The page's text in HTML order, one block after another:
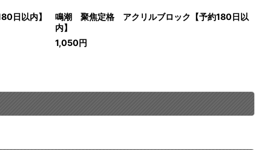
日以内】
鳴潮 聚焦定格 アクリルブロック【予約180日以
内】
1,050円